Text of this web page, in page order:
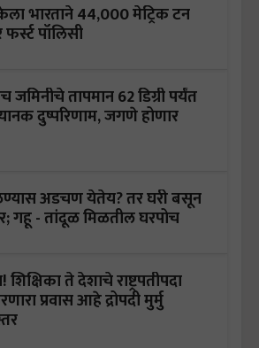
भारताने 44,000 मेट्रिक टन
पॉलिसी
जमिनीचे तापमान 62 डिग्री पर्यंत
दुष्परिणाम, जगणे होणार
अडचण येतेय? तर घरी बसून
गहू - तांदूळ मिळतील घरपोच
शिक्षिका ते देशाचे राष्ट्रपतीपदा
प्रवास आहे द्रोपदी मुर्मु